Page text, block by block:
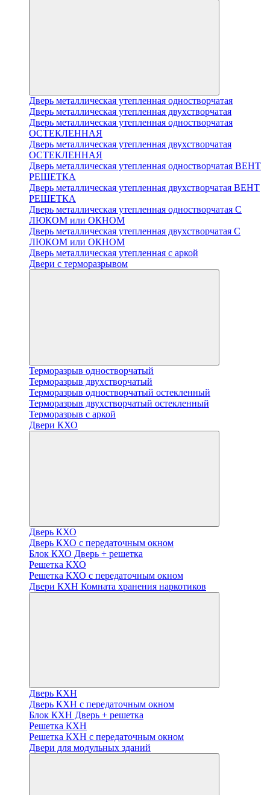
Дверь металлическая утепленная одностворчатая
Дверь металлическая утепленная двухстворчатая
Дверь металлическая утепленная одностворчатая
ОСТЕКЛЕННАЯ
Дверь металлическая утепленная двухстворчатая
ОСТЕКЛЕННАЯ
Дверь металлическая утепленная одностворчатая ВЕНТ
РЕШЕТКА
Дверь металлическая утепленная двухстворчатая ВЕНТ
РЕШЕТКА
Дверь металлическая утепленная одностворчатая С
ЛЮКОМ или ОКНОМ
Дверь металлическая утепленная двухстворчатая С
ЛЮКОМ или ОКНОМ
Дверь металлическая утепленная с аркой
Двери с терморазрывом
Терморазрыв одностворчатый
Терморазрыв двухстворчатый
Терморазрыв одностворчатый остекленный
Терморазрыв двухстворчатый остекленный
Терморазрыв с аркой
Двери КХО
Дверь КХО
Дверь КХО с передаточным окном
Блок КХО Дверь + решетка
Решетка КХО
Решетка КХО с передаточным окном
Двери КХН Комната хранения наркотиков
Дверь КХН
Дверь КХН с передаточным окном
Блок КХН Дверь + решетка
Решетка КХН
Решетка КХН с передаточным окном
Двери для модульных зданий